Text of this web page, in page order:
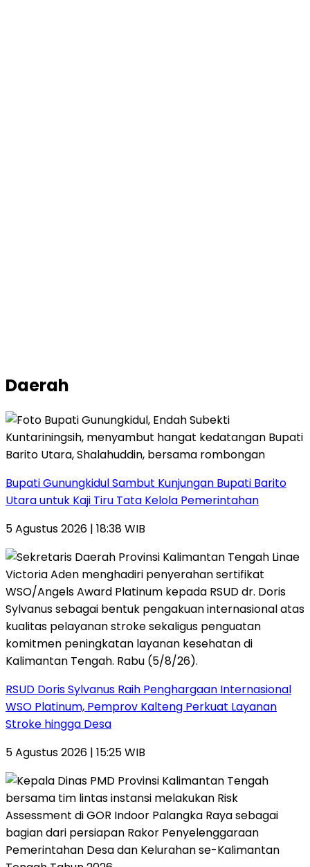
Daerah
Bupati Gunungkidul Sambut Kunjungan Bupati Barito
Utara untuk Kaji Tiru Tata Kelola Pemerintahan
5 Agustus 2026 | 18:38 WIB
RSUD Doris Sylvanus Raih Penghargaan Internasional
WSO Platinum, Pemprov Kalteng Perkuat Layanan
Stroke hingga Desa
5 Agustus 2026 | 15:25 WIB